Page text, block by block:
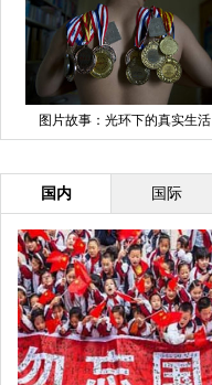
图片故事：光环下的真实生活
国内 国际